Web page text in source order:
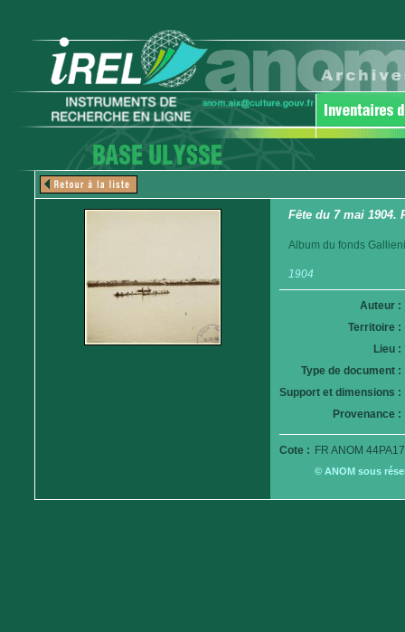
Fête du 7 mai 1904.
Album du fonds
1904
Auteur :
Territoire :
Lieu :
Type de document :
Support et dimensions :
Provenance :
Cote : FR ANOM
© ANOM sous